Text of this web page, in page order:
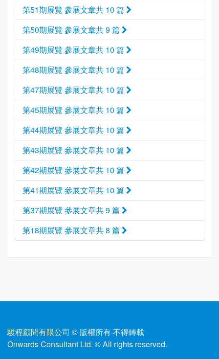
第51期展覽 參展文章共 10 篇
第50期展覽 參展文章共 9 篇
第49期展覽 參展文章共 10 篇
第48期展覽 參展文章共 10 篇
第47期展覽 參展文章共 10 篇
第45期展覽 參展文章共 10 篇
第44期展覽 參展文章共 10 篇
第43期展覽 參展文章共 10 篇
第42期展覽 參展文章共 10 篇
第41期展覽 參展文章共 10 篇
第37期展覽 參展文章共 9 篇
第18期展覽 參展文章共 8 篇
駿程顧問有限公司 © 版權所有·不得轉載
Onwards Consultant Ltd. © All rights reserved.